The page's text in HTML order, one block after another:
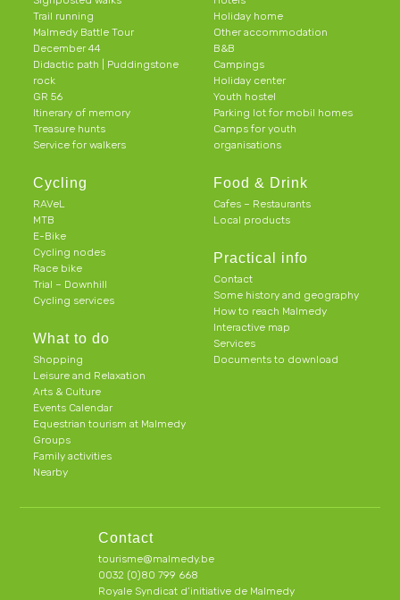
Trail running
Malmedy Battle Tour
December 44
Didactic path | Puddingstone
rock
GR 56
Itinerary of memory
Treasure hunts
Service for walkers
Cycling
RAVeL
MTB
E-Bike
Cycling nodes
Race bike
Trial – Downhill
Cycling services
What to do
Shopping
Leisure and Relaxation
Arts & Culture
Events Calendar
Equestrian tourism at Malmedy
Groups
Family activities
Nearby
Holiday home
Other accommodation
B&B
Campings
Holiday center
Youth hostel
Parking lot for mobil homes
Camps for youth
organisations
Food & Drink
Cafes – Restaurants
Local products
Practical info
Contact
Some history and geography
How to reach Malmedy
Interactive map
Services
Documents to download
Contact
tourisme@malmedy.be
0032 (0)80 799 668
Royale Syndicat d’initiative de Malmedy